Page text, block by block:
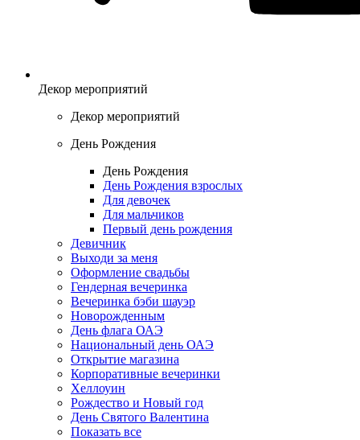
Декор мероприятий
Декор мероприятий
День Рождения
День Рождения
День Рождения взрослых
Для девочек
Для мальчиков
Первый день рождения
Девичник
Выходи за меня
Оформление свадьбы
Гендерная вечеринка
Вечеринка бэби шауэр
Новорожденным
День флага ОАЭ
Национальный день ОАЭ
Открытие магазина
Корпоративные вечеринки
Хеллоуин
Рождество и Новый год
День Святого Валентина
Показать все